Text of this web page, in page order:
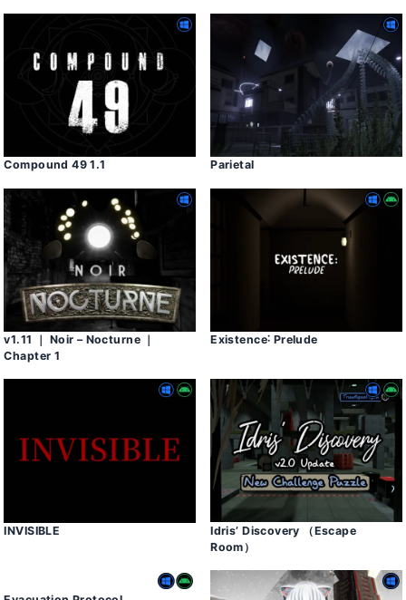
Compound 49 1․1 Parietal
v1․11 ｜ Noir – Nocturne ｜
Chapter 1
Existence˸ Prelude
INVISIBLE
Idris’ Discovery （Escape
Room）